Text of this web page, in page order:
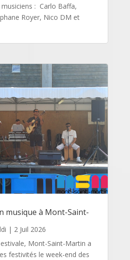
: Carlo Baffa,
Royer, Nico DM et
musique à Mont-Saint-
| 2 Juil 2026
Mont-Saint-Martin a
festivités le week-end des